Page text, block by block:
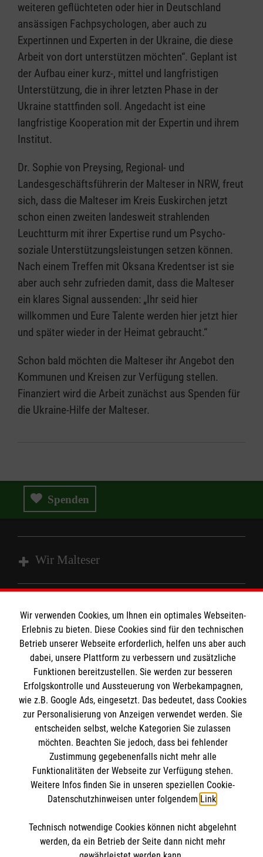
weiteren geflüchteten oder hier in Deutschland
ansässigen Fachpsychologen, aber auch zu
Expertinnen und Experten in der Ukraine, die diese
Arbeit von dort unterstützen möchten“. Geplant ist
der Aufbau einer kurz-, mittel und langfristigen
Unterstützung, die in ihrer letzten Phase in der
Ukraine stattfinden soll. Angedacht ist eine
langfristige Kooperation mit der Expertin und ihrem
Institut.
Dr. Sophie von Preysing, Regional- und
Landesgeschäftsführerin der Malteser in NRW, freut
sich, dass die Malteser im Kreis Euskirchen jetzt
schon einen zweiten landesweit strahlenden
Leuchtturm mit ihrer Expertise rund um Psycho-
soziale Unterstützungsleistungen setzen können.
Nach einem Treffen mit Oksana Kredentser ist sie
aber auch sehr zufrieden damit, dass die Malteser
ein klares Signal aussenden: „Ihr seid hier
willkommen und Eure Talente werden hier jetzt hier
und später wieder in der Heimat gebraucht.“
Schon bald möchten die Malteser ihr Angebot den
Kommunen und Kreisen zur Verfügung stellen.
Finanziert wird die Arbeit zunächst aus Spenden für
die Ukraine-Hilfe der Malteser.
Spenden
Wir Malteser
Angebote und Leistungen
Unsere Kurse
Mitarbeiten
Wir Malteser
Informationen
Kontakt
Pressestelle
Impressum
Datenschutz
Malteser online
Malteserorden
Malteser International
Sharepoint
Spendenkonto
Empfänger: Malteser Hilfsdienst e.V.
BIC: GENODED 1PA7
Soziale Netzwerke
Wir verwenden Cookies, um Ihnen ein optimales Webseiten-
Erlebnis zu bieten. Diese Cookies sind für den technischen
Betrieb unserer Webseite erforderlich, helfen uns aber auch
dabei, unsere Plattform zu verbessern und zusätzliche
Funktionen bereitzustellen. Sie werden zur besseren
Erfolgskontrolle und Aussteuerung von Werbekampagnen,
wie z.B. Google Ads, eingesetzt. Das bedeutet, dass Cookies
zur Personalisierung von Anzeigen verwendet werden. Sie
entscheiden selbst, welche Kategorien Sie zulassen
möchten. Beachten Sie jedoch, dass bei fehlender
Zustimmung gegebenenfalls nicht mehr alle
Funktionalitäten der Webseite zur Verfügung stehen.
Weitere Infos finden Sie in unseren speziellen Cookie-
Datenschutzhinweisen unter folgendem Link.
Technisch notwendige Cookies können nicht abgelehnt
werden, da ein Betrieb der Seite dann nicht mehr